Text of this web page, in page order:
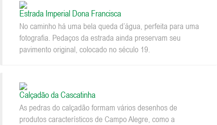
Estrada Imperial Dona Francisca
No caminho há uma bela queda d’água, perfeita para uma
fotografia. Pedaços da estrada ainda preservam seu
pavimento original, colocado no século 19.
Calçadão da Cascatinha
As pedras do calçadão formam vários desenhos de
produtos característicos de Campo Alegre, como a